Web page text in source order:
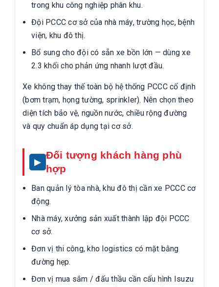
trong khu công nghiệp phân khu.
Đội PCCC cơ sở của nhà máy, trường học, bệnh
viện, khu đô thị.
Bổ sung cho đội có sẵn xe bồn lớn — dùng xe
2.3 khối cho phản ứng nhanh lượt đầu.
Xe không thay thế toàn bộ hệ thống PCCC cố định
(bơm trạm, họng tường, sprinkler). Nên chọn theo
diện tích bảo vệ, nguồn nước, chiều rộng đường
và quy chuẩn áp dụng tại cơ sở.
Đối tượng khách hàng phù
hợp
Ban quản lý tòa nhà, khu đô thị cần xe PCCC cơ
động.
Nhà máy, xưởng sản xuất thành lập đội PCCC
cơ sở.
Đơn vị thi công, kho logistics có mặt bằng
đường hẹp.
Đơn vị mua sắm / đấu thầu cần cấu hình Isuzu